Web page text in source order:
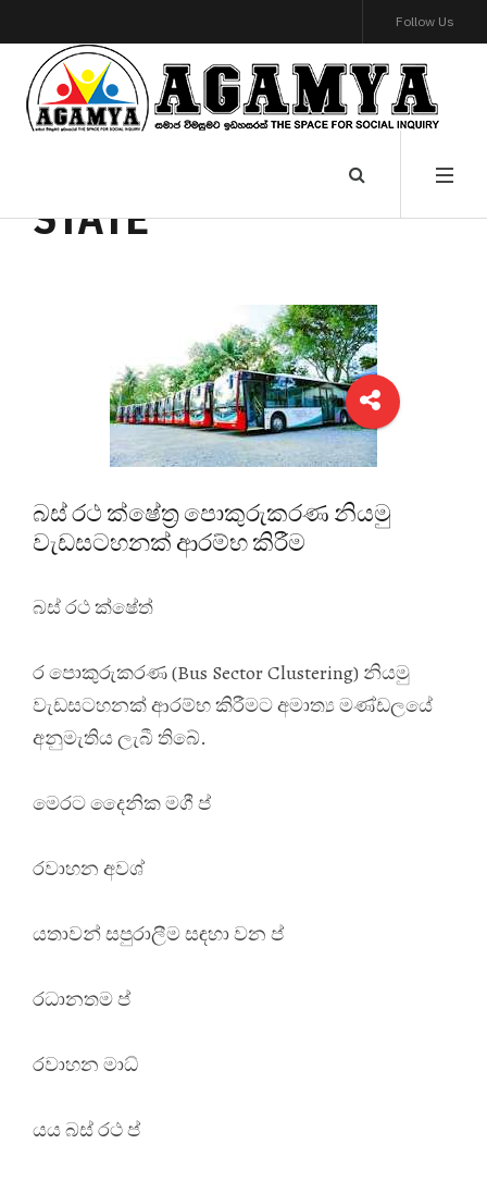
Follow Us
STATE
බස් රථ ක්ෂේත්‍ර පොකුරුකරණ නියමු
වැඩසටහනක් ආරම්භ කිරීම
බස් රථ ක්ෂේත්
ර පොකුරුකරණ (Bus Sector Clustering) නියමු
වැඩසටහනක් ආරම්භ කිරීමට අමාත්‍ය මණ්ඩලයේ
අනුමැතිය ලැබී තිබේ.
මෙරට දෛනික මගී ප්
රවාහන අවශ්
යතාවන් සපුරාලීම සඳහා වන ප්
රධානතම ප්
රවාහන මාධ්
යය බස් රථ ප්